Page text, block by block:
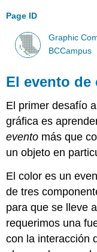
Page ID
Graphic
BCCampus
El evento de
El primer desafío
gráfica es
evento más que
un objeto en
El color es un
de tres
para que se lleve
requerimos una
con la interacción